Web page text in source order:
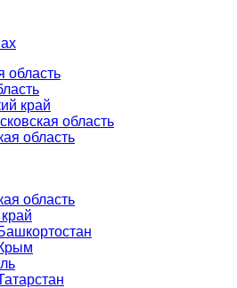
область
край
область
область
область